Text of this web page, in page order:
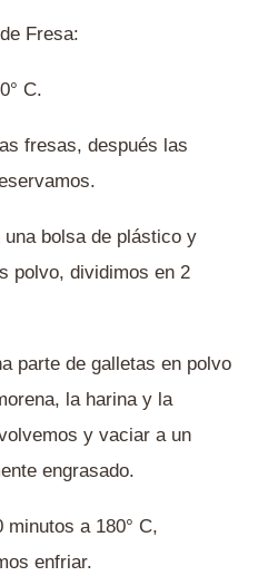
Fresa:
C.
fresas, después las
bolsa de plástico y
polvo, dividimos en 2
parte de galletas en polvo
la harina y la
y vaciar a un
engrasado.
minutos a 180° C,
enfriar.